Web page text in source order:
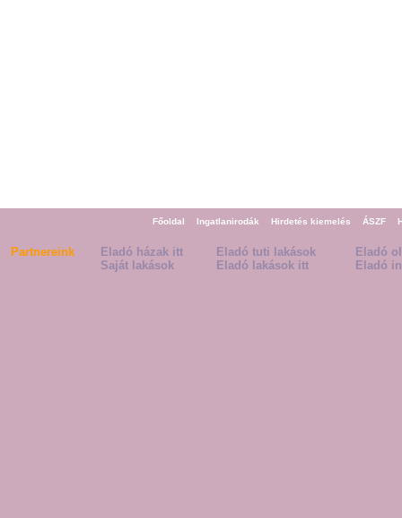
Főoldal Ingatlanirodák Hirdetés kiemelés ÁSZF
Partnereink Eladó házak itt Eladó tuti lakások
Eladó
Saját lakások
Eladó lakások itt Eladó